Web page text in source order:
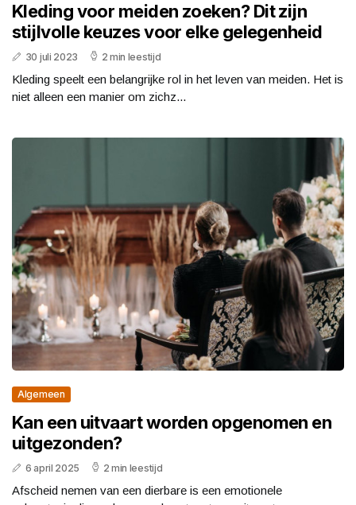
Kleding voor meiden zoeken? Dit zijn
stijlvolle keuzes voor elke gelegenheid
30 juli 2023 2 min leestijd
Kleding speelt een belangrijke rol in het leven van meiden. Het is
niet alleen een manier om zichz...
Algemeen
Kan een uitvaart worden opgenomen en
uitgezonden?
6 april 2025 2 min leestijd
Afscheid nemen van een dierbare is een emotionele